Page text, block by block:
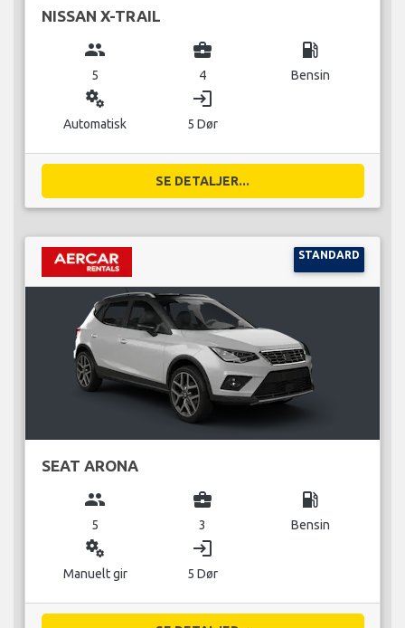
NISSAN X-TRAIL
group
5
business_center
4
local_gas_station
Bensin
miscellaneous_services
Automatisk
login
5 Dør
SE DETALJER...
STANDARD
SEAT ARONA
group
5
business_center
3
local_gas_station
Bensin
miscellaneous_services
Manuelt gir
login
5 Dør